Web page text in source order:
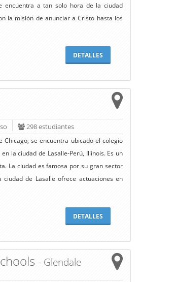
encuentra a tan solo hora de la ciudad
la misión de anunciar a Cristo hasta los
DETALLES
298 estudiantes
se encuentra ubicado el colegio
la ciudad de Lasalle-Perú, Illinois. Es un
La ciudad es famosa por su gran sector
de Lasalle ofrece actuaciones en
DETALLES
- Glendale